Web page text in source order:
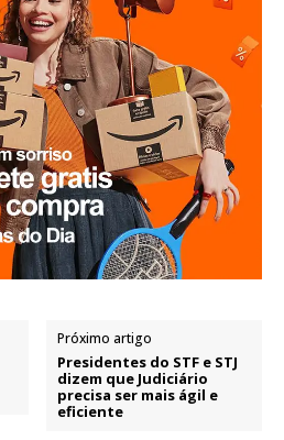
Próximo artigo
Presidentes do STF e STJ
dizem que Judiciário
precisa ser mais ágil e
eficiente